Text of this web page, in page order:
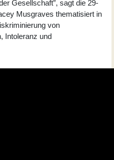
Gesellschaft”, sagt die 29-
Musgraves thematisiert in
von
Intoleranz und